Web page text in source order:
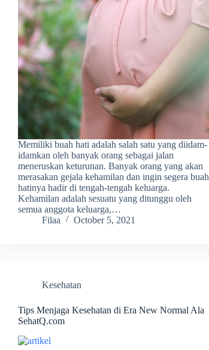
Memiliki buah hati adalah salah satu yang diidam-
idamkan oleh banyak orang sebagai jalan
meneruskan keturunan. Banyak orang yang akan
merasakan gejala kehamilan dan ingin segera buah
hatinya hadir di tengah-tengah keluarga.
Kehamilan adalah sesuatu yang ditunggu oleh
semua anggota keluarga,…
Filaa
October 5, 2021
Kesehatan
Tips Menjaga Kesehatan di Era New Normal Ala
SehatQ.com